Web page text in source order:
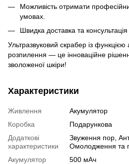
Можливість отримати
умовах.
Швидка доставка та
Ультразвуковий скрабер із функцією
розпилення — це інноваційне
зволоженої шкіри!
Характеристики
Живлення
Акумулятор
Коробка
Подарункова
Додаткові
характеристики
Звуження пор,
Омолодження та
Акумулятор
500 мАч